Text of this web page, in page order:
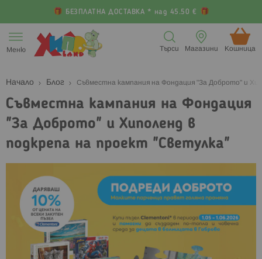
БЕЗПЛАТНА ДОСТАВКА * над 45.50 €
към
съдържанието
Меню Кошница (
Магазини
Търси
Начало Блог Съвместна кампания на Фондация "За Доброто" и
Съвместна кампания на Фондация
"За Доброто" и Хиполенд в
подкрепа на проект "Светулка"